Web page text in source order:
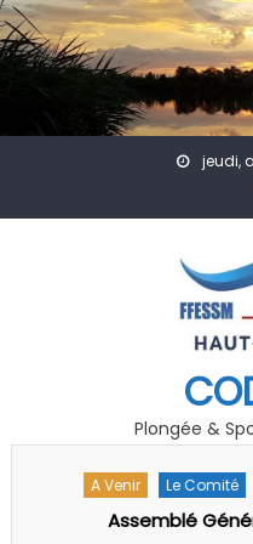
Skip to content
jeudi,
Plongée &
A Venir Accueil
Formation